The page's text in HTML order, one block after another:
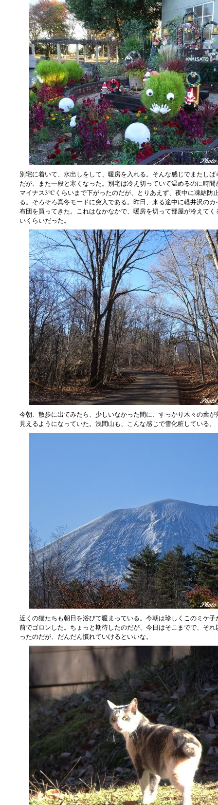
別宅に着いて、水出しをして、暖房を入れる。そんな感じでまたし
だが、また一段と寒くなった。別宅は冷え切っていて温めるのに時
マイナス3℃くらいまで下がったのだが、とりあえず、夜中に凍結防
る。そろそろ真冬モードに突入である。昨日、来る途中に軽井沢の
布団を買ってきた。これはなかなかで、暖房を切って部屋が冷えて
いくらいだった。
今朝、散歩に出てみたら、少しいなかった間に、すっかり木々の葉
見えるようになっていた。浅間山も、こんな感じで雪化粧している。
近くの猫たちも朝日を浴びて暖まっている。今朝は珍しくこのミケ
前でゴロンした。ちょっと期待したのだが、今日はそこまでで、そ
ったのだが、だんだん慣れていけるといいな。